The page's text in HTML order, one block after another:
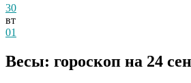
30
вт
01
Весы: гороскоп на 24